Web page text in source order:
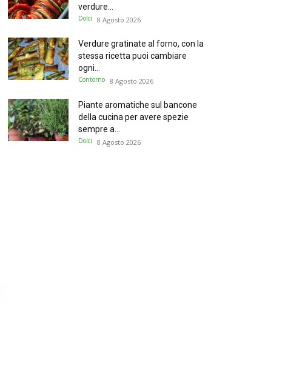
verdure...
Dolci 8 Agosto 2026
Verdure gratinate al forno, con la
stessa ricetta puoi cambiare
ogni...
Contorno 8 Agosto 2026
Piante aromatiche sul bancone
della cucina per avere spezie
sempre a...
Dolci 8 Agosto 2026